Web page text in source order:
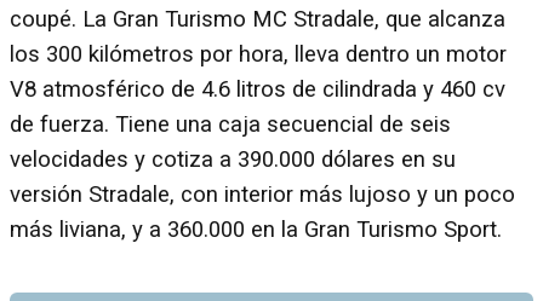
coupé. La Gran Turismo MC Stradale, que alcanza
los 300 kilómetros por hora, lleva dentro un motor
V8 atmosférico de 4.6 litros de cilindrada y 460 cv
de fuerza. Tiene una caja secuencial de seis
velocidades y cotiza a 390.000 dólares en su
versión Stradale, con interior más lujoso y un poco
más liviana, y a 360.000 en la Gran Turismo Sport.